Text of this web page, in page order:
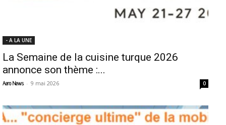
- A LA UNE
La Semaine de la cuisine turque 2026
annonce son thème :...
Aero News - 9 mai 2026 0